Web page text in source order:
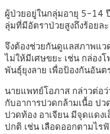
ผู้ป่วยอยู่ในกลุ่มอายุ 5-14
ลุ่มที่มีอัตราป่วยสูงถึงร้อยล
จึงต้องช่วยกันดูแลสภาพแว
ไม่ให้มีเศษขยะ เช่น กล่อง
พันธุ์ยุงลาย เพื่อป้องกันอันต
นายแพทย์โอภาส กล่าวต่อ
กับอาการปวดกล้ามเนื้อ ป
ปวดท้อง อาเจียน มีจุดแดง
ปกติ เช่น เลือดออกตามไร